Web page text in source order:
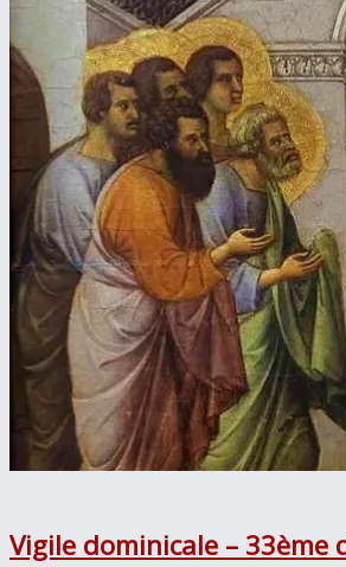
Vigile dominicale – 33ème